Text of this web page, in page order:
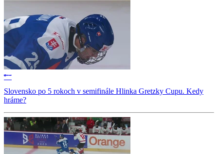
Slovensko po 5 rokoch v semifinále Hlinka Gretzky Cupu. Kedy
hráme?